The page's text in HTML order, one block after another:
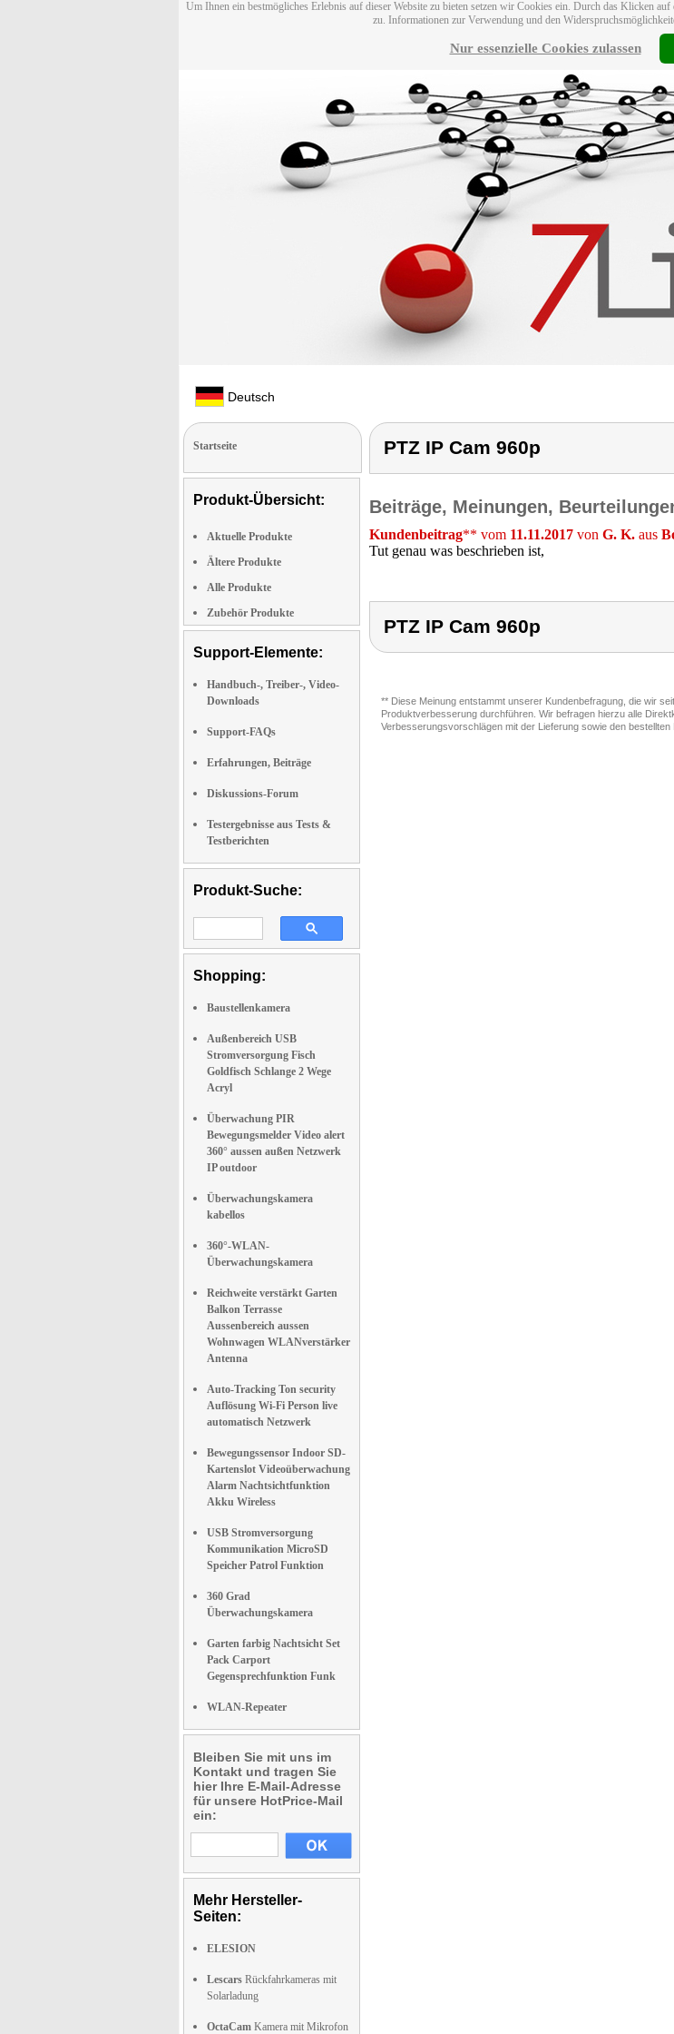
Um Ihnen ein bestmögliches Erlebnis auf dieser Website zu bieten setzen wir Cookies ein. Durch das Klicken
zu. Informationen zur Verwendung und den
Nur essenzielle Cookies zulassen
Deutsch
Startseite
Produkt-Übersicht:
Aktuelle Produkte
Ältere Produkte
Alle Produkte
Zubehör Produkte
Support-Elemente:
Handbuch-, Treiber-, Video-
Downloads
Support-FAQs
Erfahrungen, Beiträge
Diskussions-Forum
Testergebnisse aus Tests &
Testberichten
Produkt-Suche:
Shopping:
Baustellenkamera
Außenbereich USB
Stromversorgung Fisch
Goldfisch Schlange 2 Wege
Acryl
Überwachung PIR
Bewegungsmelder Video alert
360° aussen außen Netzwerk
IP outdoor
Überwachungskamera
kabellos
360°-WLAN-
Überwachungskamera
Reichweite verstärkt Garten
Balkon Terrasse
Aussenbereich aussen
Wohnwagen WLANverstärker
Antenna
Auto-Tracking Ton security
Auflösung Wi-Fi Person live
automatisch Netzwerk
Bewegungssensor Indoor SD-
Kartenslot Videoüberwachung
Alarm Nachtsichtfunktion
Akku Wireless
USB Stromversorgung
Kommunikation MicroSD
Speicher Patrol Funktion
360 Grad
Überwachungskamera
Garten farbig Nachtsicht Set
Pack Carport
Gegensprechfunktion Funk
WLAN-Repeater
Bleiben Sie mit uns im
Kontakt und tragen Sie
hier Ihre E-Mail-Adresse
für unsere HotPrice-Mail
ein:
Mehr Hersteller-
Seiten:
ELESION
Lescars Rückfahrkameras mit
Solarladung
OctaCam Kamera mit Mikrofon
PTZ IP Cam 960p
Beiträge, Meinungen,
Kundenbeitrag** vom 11.11.2017 von G. K. aus
Tut genau was beschrieben ist,
PTZ IP Cam 960p
** Diese Meinung entstammt unserer Kundenbefragung, die wir
Produktverbesserung durchführen. Wir befragen hierzu alle
Verbesserungsvorschlägen mit der Lieferung sowie den bestellten